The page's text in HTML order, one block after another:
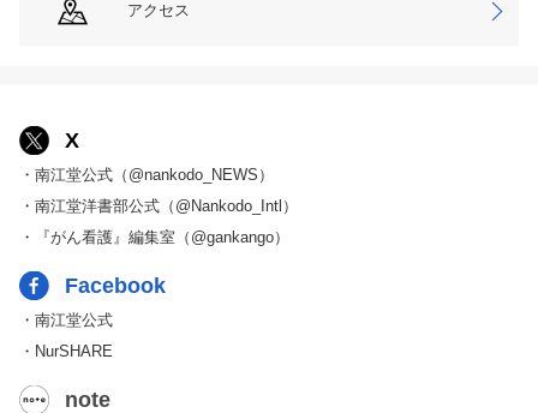
アクセス
X
・南江堂公式（@nankodo_NEWS）
・南江堂洋書部公式（@Nankodo_Intl）
・『がん看護』編集室（@gankango）
Facebook
・南江堂公式
・NurSHARE
note